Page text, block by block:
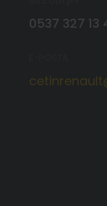
0537 327 13